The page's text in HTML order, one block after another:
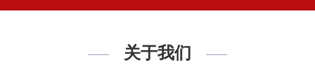
关于我们